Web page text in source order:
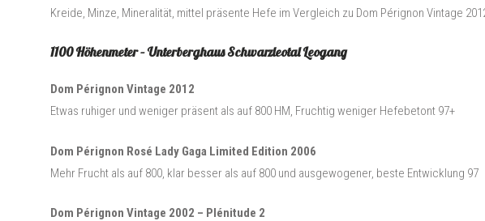
Kreide, Minze, Mineralität, mittel präsente Hefe im Vergleich zu Dom Pérignon Vintage
1100 Höhenmeter – Unterberghaus Schwarzleotal Leogang
Dom Pérignon Vintage 2012
Etwas ruhiger und weniger präsent als auf 800 HM, Fruchtig weniger Hefebetont 97+
Dom Pérignon Rosé Lady Gaga Limited Edition 2006
Mehr Frucht als auf 800, klar besser als auf 800 und ausgewogener, beste Entwicklung 97
Dom Pérignon Vintage 2002 – Plénitude 2